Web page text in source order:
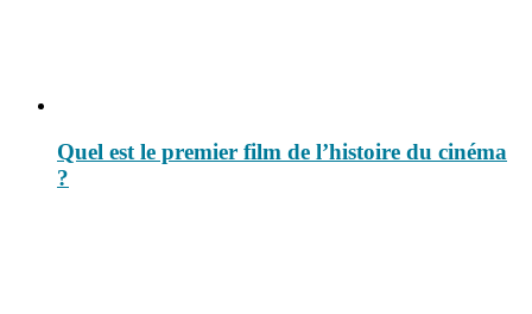
Quel est le premier film de l’histoire du cinéma
?